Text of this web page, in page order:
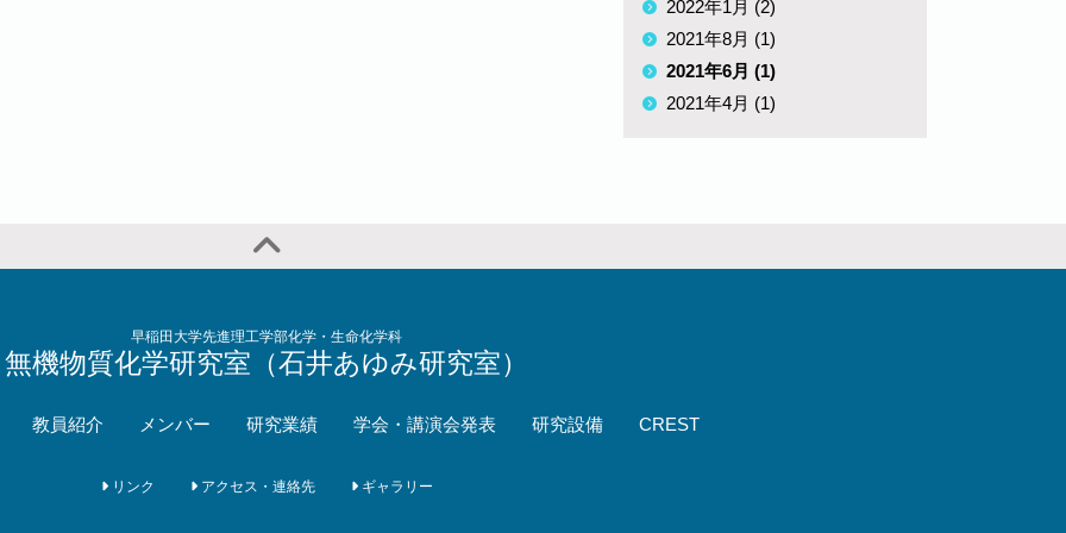
2022年1月 (2)
2021年8月 (1)
2021年6月 (1)
2021年4月 (1)
早稲田大学先進理工学部化学・生命化学科
無機物質化学研究室（石井あゆみ研究室）
教員紹介 メンバー 研究業績 学会・講演会発表 研究設備 CREST
リンク アクセス・連絡先 ギャラリー